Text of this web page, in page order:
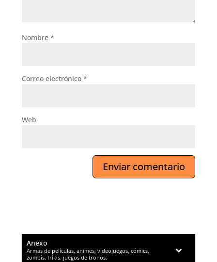
Nombre *
Correo electrónico *
Web
Anexo
–
Armas de películas, animes, videojuegos, cómics,
zombís. fríkis. juegos de tronos.